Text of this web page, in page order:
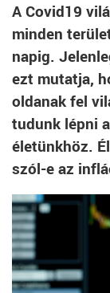
A Covid19
minden
napig.
ezt mutatja,
oldanak fel
tudunk lépni
életünkhöz.
szól-e az